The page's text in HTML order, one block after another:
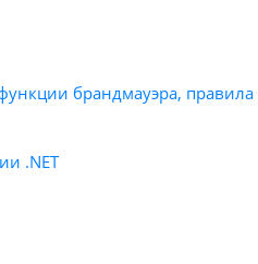
брандмауэра, правила
.NET